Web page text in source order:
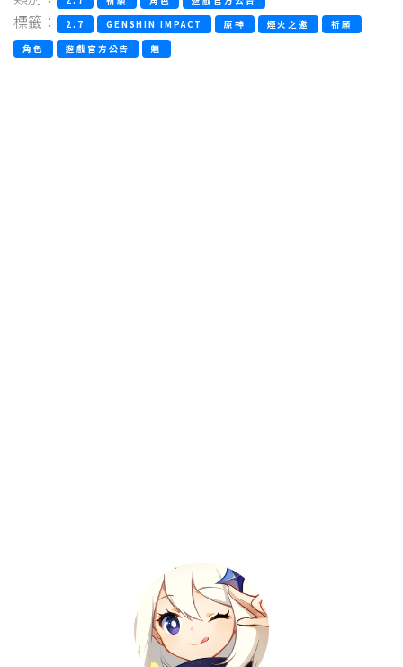
標籤： 2.7 GENSHIN IMPACT 原神 煙火之邀
祈願
角色
遊戲官方公告 魈